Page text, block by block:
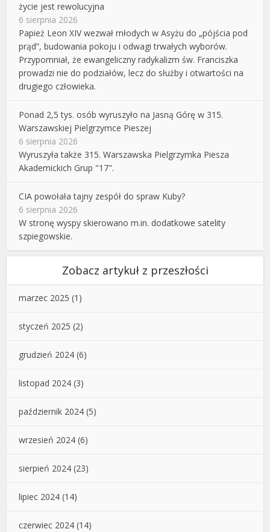
życie jest rewolucyjna
6 sierpnia 2026
Papież Leon XIV wezwał młodych w Asyżu do „pójścia pod
prąd”, budowania pokoju i odwagi trwałych wyborów.
Przypomniał, że ewangeliczny radykalizm św. Franciszka
prowadzi nie do podziałów, lecz do służby i otwartości na
drugiego człowieka.
Ponad 2,5 tys. osób wyruszyło na Jasną Górę w 315.
Warszawskiej Pielgrzymce Pieszej
6 sierpnia 2026
Wyruszyła także 315. Warszawska Pielgrzymka Piesza
Akademickich Grup "17".
CIA powołała tajny zespół do spraw Kuby?
6 sierpnia 2026
W stronę wyspy skierowano m.in. dodatkowe satelity
szpiegowskie.
Zobacz artykuł z przeszłości
marzec 2025 (1)
styczeń 2025 (2)
grudzień 2024 (6)
listopad 2024 (3)
październik 2024 (5)
wrzesień 2024 (6)
sierpień 2024 (23)
lipiec 2024 (14)
czerwiec 2024 (14)